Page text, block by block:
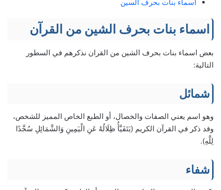
اسماء بنات بحرف السين
اسماء بنات بحرف الشين من القرآن
بعض اسماء بنات بحرف الشين من القران نذكرهم في السطور
التالية:
شمائل
وهو اسم يعني الصفات والخصال، أو الطبع الخاص المميز للشخص،
وقد ذكر في القرآن الكريم (يَتَفَيَّأُ ظِلَالُهُ عَنِ الْيَمِينِ وَالشَّمَائِلِ سُجَّدًا
لِلَّهِ).
شفاء